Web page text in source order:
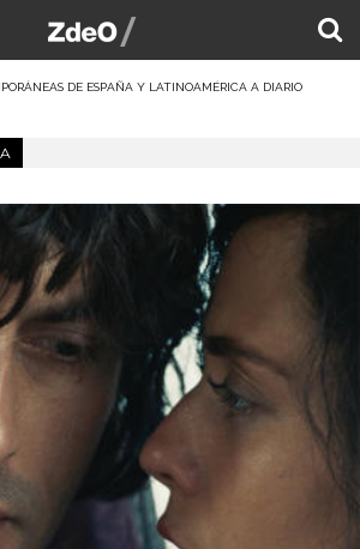
DE ESPAÑA Y LATINOAMÉRICA A DIARIO